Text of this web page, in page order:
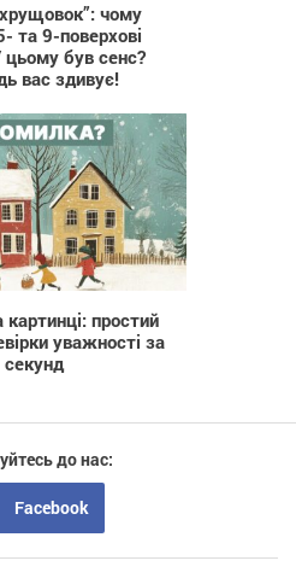
чому
та 9-поверхові
цьому був сенс?
вас здивує!
570
простий
уважності за
секунд
до нас:
Facebook